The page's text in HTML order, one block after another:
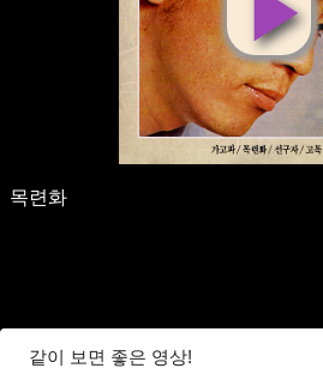
목련화
같이 보면 좋은 영상!